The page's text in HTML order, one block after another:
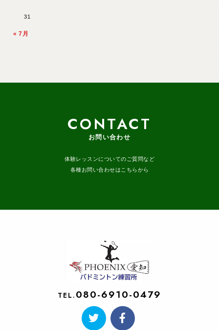
31
« 7月
CONTACT
お問い合わせ
体験レッスンについてのご質問など
各種お問い合わせはこちらから
TEL. 080-6910-0479